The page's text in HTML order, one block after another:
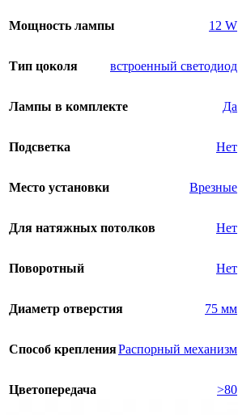
Мощность лампы 12 W
Тип цоколя встроенный светодиод
Лампы в комплекте Да
Подсветка Нет
Место установки Врезные
Для натяжных потолков Нет
Поворотный Нет
Диаметр отверстия 75 мм
Способ крепленияРаспорный механизм
Цветопередача >80